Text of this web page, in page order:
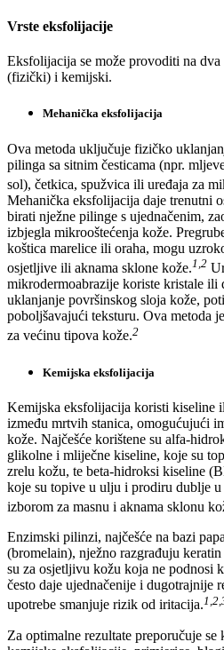
Vrste eksfolijacije
Eksfolijacija se može provoditi na
(fizički) i kemijski.
Mehanička eksfolijacija
Ova metoda uključuje fizičko
pilinga sa sitnim česticama (npr.
sol), četkica, spužvica ili uređaja za
Mehanička eksfolijacija daje trenutni
birati nježne pilinge s ujednačenim,
izbjegla mikrooštećenja kože.
koštica marelice ili oraha, mogu
osjetljive ili aknama sklone kože.1,2
mikrodermoabrazije koriste kristale ili
uklanjanje površinskog sloja kože,
poboljšavajući teksturu. Ova metoda
za većinu tipova kože.2
Kemijska eksfolijacija
Kemijska eksfolijacija koristi kiseline
između mrtvih stanica, omogućujući
kože. Najčešće korištene su alfa-
glikolne i mliječne kiseline, koje su
zrelu kožu, te beta-hidroksi kiseline
koje su topive u ulju i prodiru dublje
izborom za masnu i aknama sklonu
Enzimski pilinzi, najčešće na bazi
(bromelain), nježno razgrađuju
su za osjetljivu kožu koja ne podnosi
često daje ujednačenije i dugotrajnije
upotrebe smanjuje rizik od iritacija.
Za optimalne rezultate preporučuje